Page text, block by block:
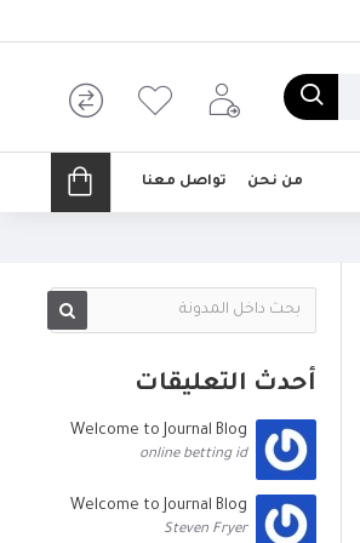
من نحن تواصل معنا
أحدث التعليقات
Welcome to Journal Blog
online betting id
Welcome to Journal Blog
Steven Fryer